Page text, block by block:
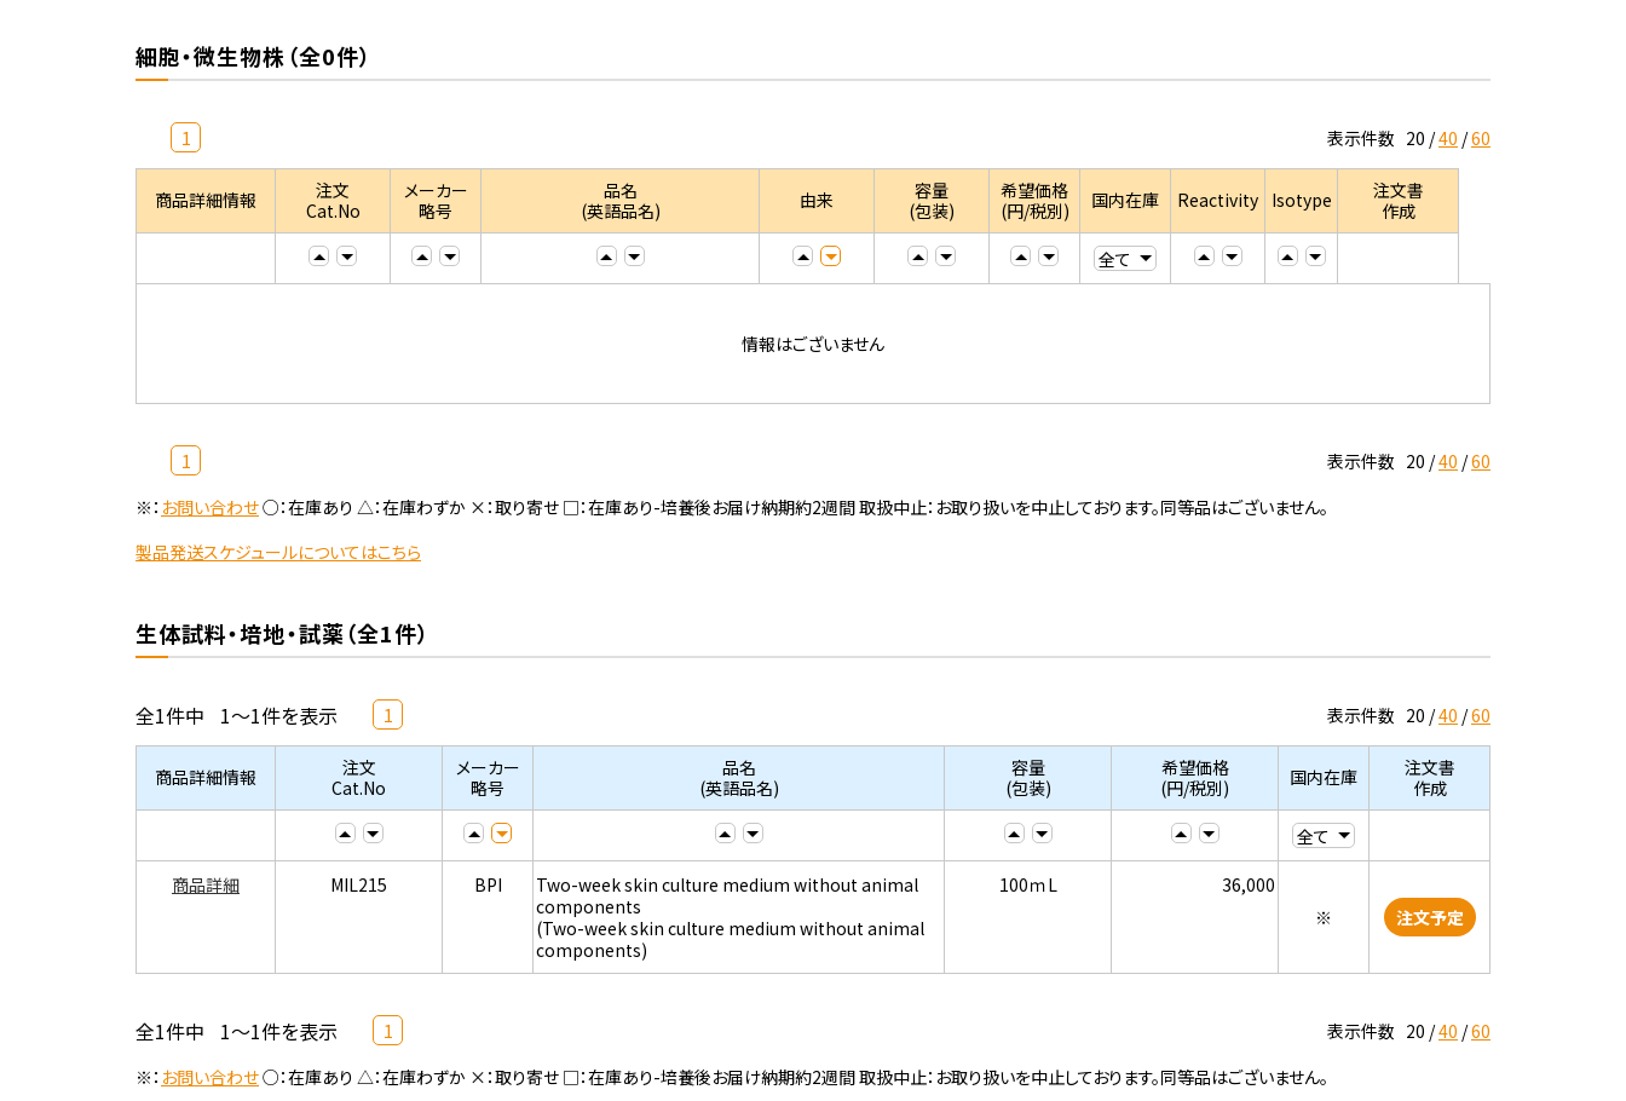
細胞・微生物株（全0件）
1 表示件数 20 40 60
商品詳細情報
注文
Cat.No
メーカー
略号
品名
(英語品名)
由来
容量
(包装)
希望価格
(円/税別)
国内在庫 Reactivity Isotype
注文書
作成
情報はございません
1 表示件数 20 40 60
※： お問い合わせ○：在庫あり △：在庫わずか ×：取り寄せ □：在庫あり-培養後お届け納期約2週間 取扱中止：お取り扱いを中止しております。同等品はございません。
製品発送スケジュールについてはこちら
生体試料・培地・試薬（全1件）
全1件中 1～1件を表示 1 表示件数 20 40 60
商品詳細情報
注文
Cat.No
メーカー
略号
品名
(英語品名)
容量
(包装)
希望価格
(円/税別)
国内在庫
注文書
作成
商品詳細 MIL215 BPI
Two-week skin culture medium without animal
components
(Two-week skin culture medium without animal
components)
100ｍL
36,000
※
注文予定
全1件中 1～1件を表示 1 表示件数 20 40 60
※： お問い合わせ○：在庫あり △：在庫わずか ×：取り寄せ □：在庫あり-培養後お届け納期約2週間 取扱中止：お取り扱いを中止しております。同等品はございません。